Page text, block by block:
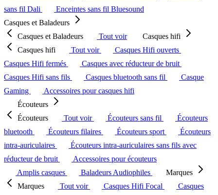
sans fil Dali
Enceintes sans fil Bluesound
Casques et Baladeurs
Casques et Baladeurs
Tout voir
Casques hifi
Casques hifi
Tout voir
Casques Hifi ouverts
Casques Hifi fermés
Casques avec réducteur de bruit
Casques Hifi sans fils
Casques bluetooth sans fil
Casque
Gaming
Accessoires pour casques hifi
Écouteurs
Écouteurs
Tout voir Écouteurs sans fil
Écouteurs
bluetooth
Écouteurs filaires Écouteurs sport
Écouteurs
intra-auriculaires
Écouteurs intra-auriculaires sans fils avec
réducteur de bruit
Accessoires pour écouteurs
Amplis casques
Baladeurs Audiophiles
Marques
Marques
Tout voir Casques Hifi Focal
Casques